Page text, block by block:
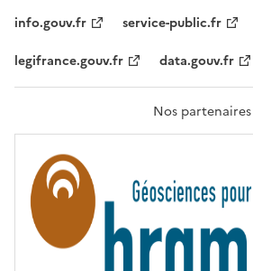
F
A
T
R
T
É
info.gouv.fr
service-public.fr
legifrance.gouv.fr
data.gouv.fr
Nos partenaires